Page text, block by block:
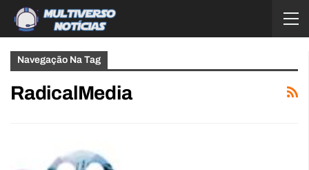
Navegação Na Tag
RadicalMedia